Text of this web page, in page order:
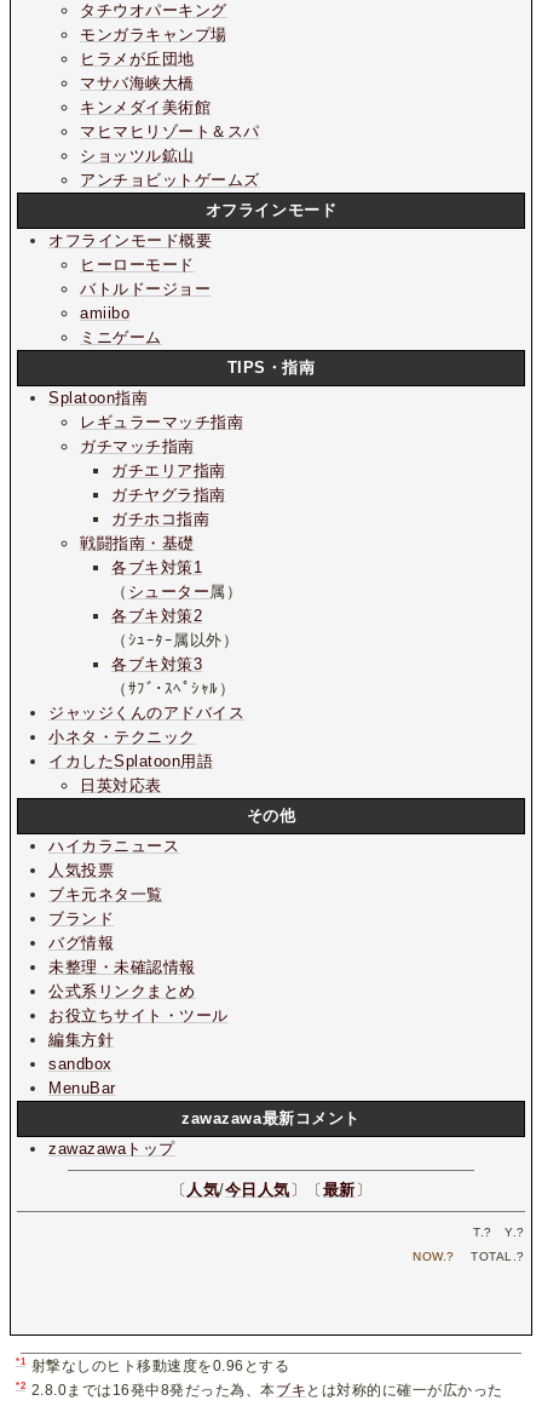
タチウオパーキング
モンガラキャンプ場
ヒラメが丘団地
マサバ海峡大橋
キンメダイ美術館
マヒマヒリゾート＆スパ
ショッツル鉱山
アンチョビットゲームズ
オフラインモード
オフラインモード概要
ヒーローモード
バトルドージョー
amiibo
ミニゲーム
TIPS・指南
Splatoon指南
レギュラーマッチ指南
ガチマッチ指南
ガチエリア指南
ガチヤグラ指南
ガチホコ指南
戦闘指南・基礎
各ブキ対策1
（ シューター属）
各ブキ対策2
（ｼｭｰﾀｰ属以外）
各ブキ対策3
（ｻﾌﾞ･ｽﾍﾟｼｬﾙ）
ジャッジくんのアドバイス
小ネタ・テクニック
イカしたSplatoon用語
日英対応表
その他
ハイカラニュース
人気投票
ブキ元ネタ一覧
ブランド
バグ情報
未整理・未確認情報
公式系リンクまとめ
お役立ちサイト・ツール
編集方針
sandbox
MenuBar
zawazawa最新コメント
zawazawaトップ
〔 人気/今日人気 〕〔 最新 〕
T.? Y.?
NOW.? TOTAL.?
*1 射撃なしのヒト移動速度を0.96とする
*2 2.8.0までは16発中8発だった為、本ブキ とは対称的に確一が広かった